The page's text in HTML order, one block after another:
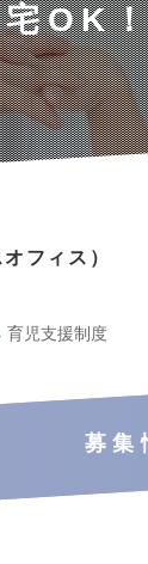
OK
フィス
育児支援制度
募集